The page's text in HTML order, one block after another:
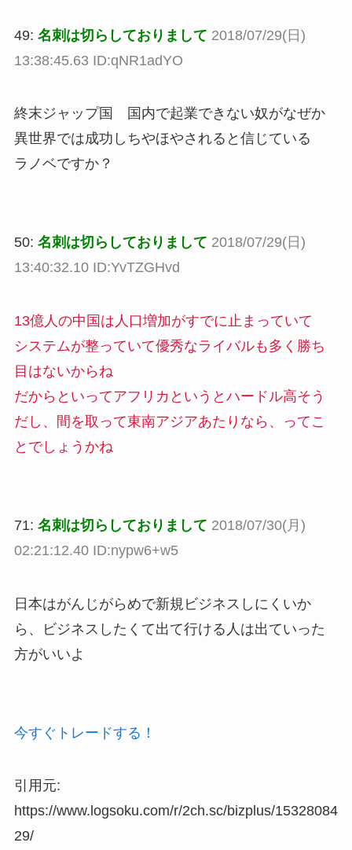
49: 名刺は切らしておりまして 2018/07/29(日)
13:38:45.63 ID:qNR1adYO
終末ジャップ国 国内で起業できない奴がなぜか
異世界では成功しちやほやされると信じている
ラノベですか？
50: 名刺は切らしておりまして 2018/07/29(日)
13:40:32.10 ID:YvTZGHvd
13億人の中国は人口増加がすでに止まっていて
システムが整っていて優秀なライバルも多く勝ち
目はないからね
だからといってアフリカというとハードル高そう
だし、間を取って東南アジアあたりなら、ってこ
とでしょうかね
71: 名刺は切らしておりまして 2018/07/30(月)
02:21:12.40 ID:nypw6+w5
日本はがんじがらめで新規ビジネスしにくいか
ら、ビジネスしたくて出て行ける人は出ていった
方がいいよ
今すぐトレードする！
引用元:
https://www.logsoku.com/r/2ch.sc/bizplus/15328084
29/